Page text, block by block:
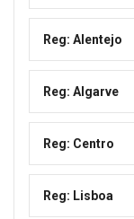
Reg: Alentejo
Reg: Algarve
Reg: Centro
Reg: Lisboa